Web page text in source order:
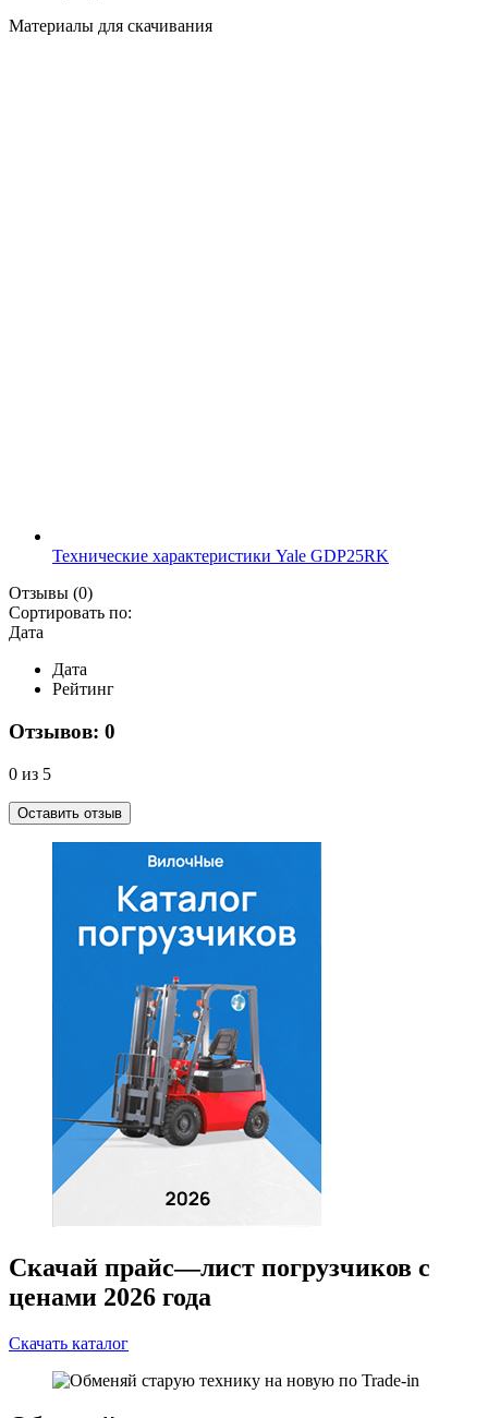
Материалы для скачивания
Технические характеристики Yale GDP25RK
Отзывы (0)
Сортировать по:
Дата
Дата
Рейтинг
Отзывов: 0
0 из 5
Оставить отзыв
Скачай прайс—лист погрузчиков с
ценами 2026 года
Скачать каталог